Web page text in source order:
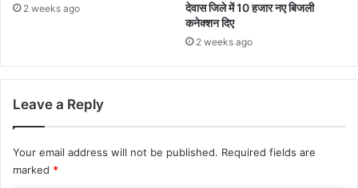
2 weeks ago
देवास जिले में 10 हजार नए बिजली
कनेक्शन दिए
2 weeks ago
Leave a Reply
Your email address will not be published. Required fields are
marked *